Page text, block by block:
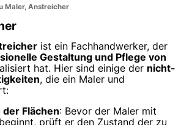
Maler, Anstreicher
ist ein Fachhandwerker, der
Gestaltung und Pflege von
hat. Hier sind einige der nicht-
, die ein Maler und
Flächen: Bevor der Maler mit
prüft er den Zustand der zu